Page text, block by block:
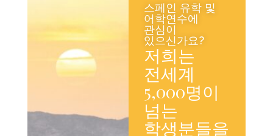
스페인 유학 및
어학연수에
관심이
있으신가요?
저희는
전세계
5,000명이
넘는
학생분들을